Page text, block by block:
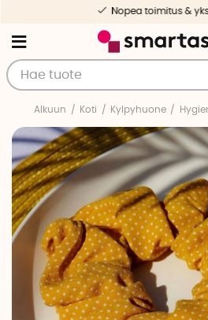
Nopea toimitus &
Alkuun Koti Kylpyhuone